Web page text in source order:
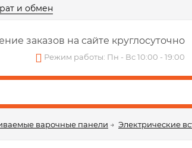
и обмен
заказов на сайте круглосуточно
Режим работы: Пн - Вс 10:00 - 19:00
варочные панели → Электрические